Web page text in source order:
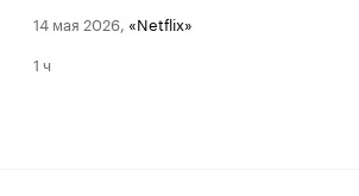
14 мая 2026, «Netflix»
1 ч